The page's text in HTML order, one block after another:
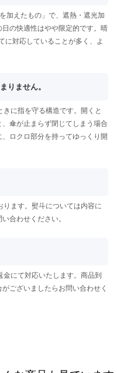
加えたもの」で、遮熱・遮光加
の快適性はやや限定的です。晴
に対応していることが多く、よ
りません。
に指を守る構造です。開くと
傘が止まらず閉じてしまう場合
ロクロ部分を持ってゆっくり開
ます。熨斗については内容に
合わせください。
にて対応いたします。商品到
ございましたらお問い合わせく